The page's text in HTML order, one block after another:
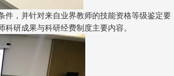
件，并针对来自业界教师的技能资格等级鉴定要
研成果与科研经费制度主要内容。